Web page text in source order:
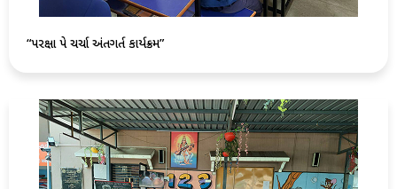
“પરિક્ષા પે ચર્ચા અંતગર્ત કાર્યક્રમ”